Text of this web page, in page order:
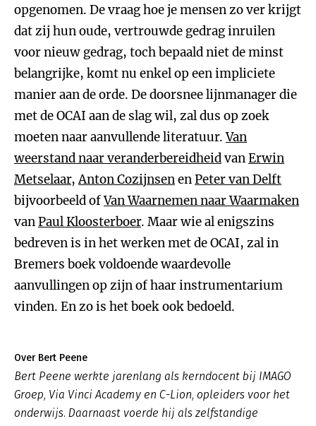
opgenomen. De vraag hoe je mensen zo ver krijgt
dat zij hun oude, vertrouwde gedrag inruilen
voor nieuw gedrag, toch bepaald niet de minst
belangrijke, komt nu enkel op een impliciete
manier aan de orde. De doorsnee lijnmanager die
met de OCAI aan de slag wil, zal dus op zoek
moeten naaraanvullende literatuur.Van
weerstand naar veranderbereidheidvanErwin
Metselaar,Anton CozijnsenenPeter van Delft
bijvoorbeeld ofVan Waarnemen naar Waarmaken
vanPaul Kloosterboer. Maar wie al enigszins
bedreven is in het werken met de OCAI, zal in
Bremers boek voldoende waardevolle
aanvullingen op zijn of haar instrumentarium
vinden. En zo is het boek ook bedoeld.
Over Bert Peene
Bert Peene werkte jarenlang als kerndocent bij IMAGO
Groep, Via Vinci Academy en C-Lion, opleiders voor het
onderwijs. Daarnaast voerde hij als zelfstandige